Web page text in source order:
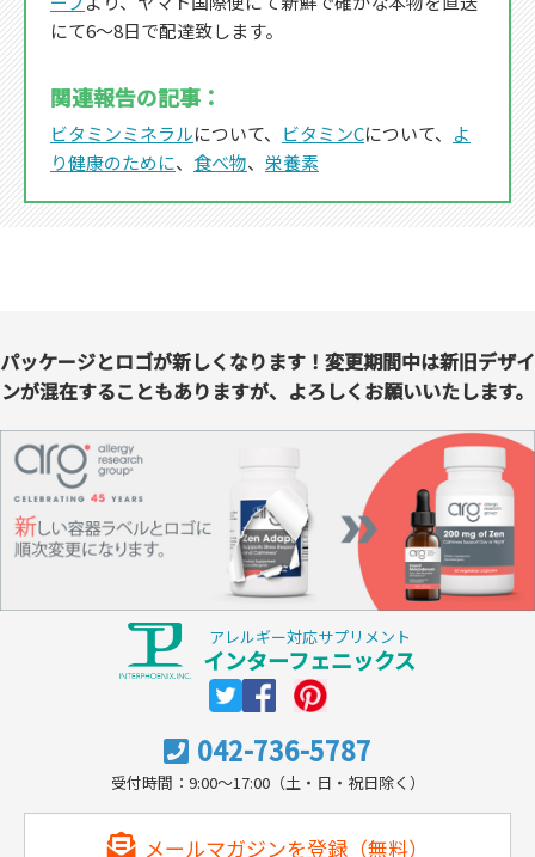
にて6～8日で配達致します。
関連報告の記事：
ビタミンミネラルについて、 ビタミンCについて、 よ
り健康のために、 食べ物、 栄養素
パッケージとロゴが新しくなります！変更期間中は新旧デザイ
ンが混在することもありますが、よろしくお願いいたします。
アレルギー対応サプリメント
インターフェニックス
042-736-5787
受付時間：9:00～17:00（土・日・祝日除く）
メールマガジンを登録（無料）